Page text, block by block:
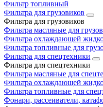
Фильтр топливный
Фильтра для грузовиков
Фильтра для грузовиков
Фильтра масляные для
Фильтра охлаждающей
Фильтра топливные для
Фильтра для спецтехники
Фильтра для спецтехники
Фильтра масляные для
Фильтра охлаждающей
Фильтра топливные для
Фонари, рассеиватели,